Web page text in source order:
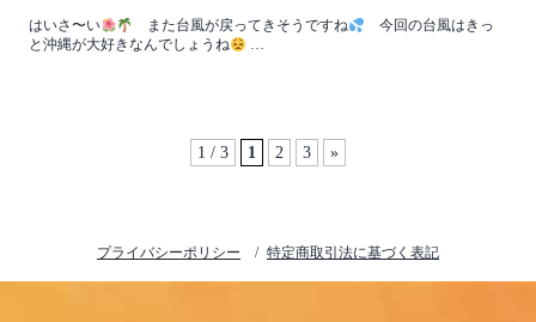
はいさ〜い また台風が戻ってきそうですね
今回の台風はきっ
と沖縄が大好きなんでしょうね
…
1 / 3 1 2 3 »
プライバシーポリシー 特定商取引法に基づく表記